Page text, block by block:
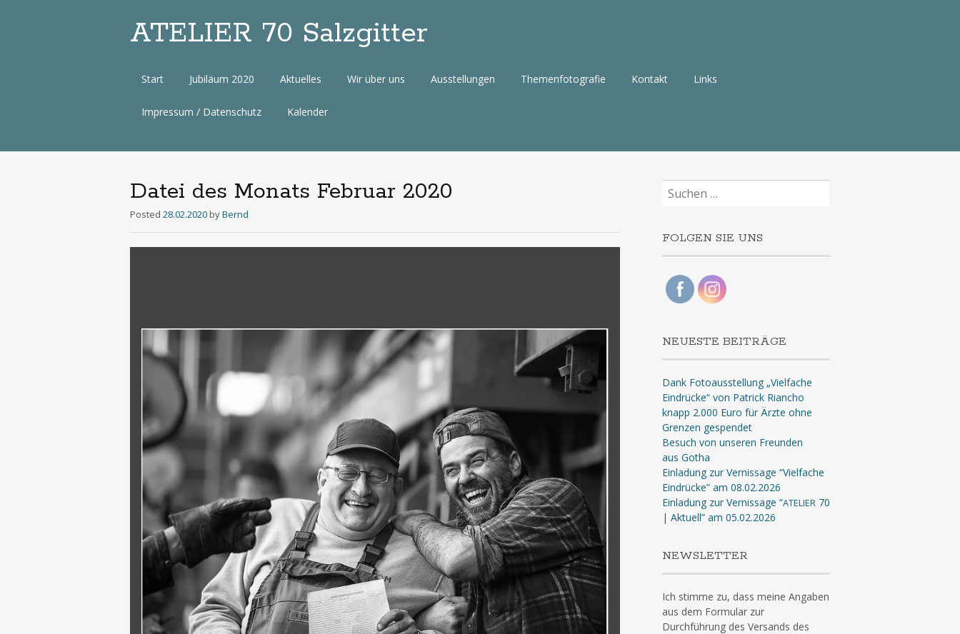
ATELIER 70 Salzgitter
Zum
Start Jubiläum 2020 Aktuelles Wir über uns Ausstellungen Themenfotografie Kontakt Links
Impressum / Datenschutz Kalender
Datei des Monats Februar 2020
Posted 28.02.2020 byBernd
Suchen
nach:
FOLGEN SIE UNS
NEUESTE BEITRÄGE
Dank Fotoausstellung „Vielfache
Eindrücke“ von Patrick Riancho
knapp 2.000 Euro für Ärzte ohne
Grenzen gespendet
Besuch von unseren Freunden
aus Gotha
Einladung zur Vernissage “Vielfache
Eindrücke” am 08.02.2026
Einladung zur Vernissage “ATELIER70
| Aktuell” am 05.02.2026
NEWSLETTER
Ich stimme zu, dass meine Angaben
aus dem Formular zur
Durchführung des Versands des